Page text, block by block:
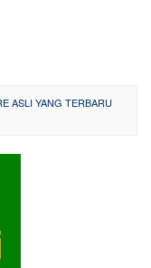
ASLI YANG TERBARU